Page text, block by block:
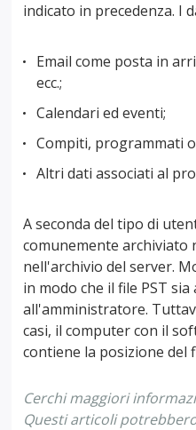
indicato in precedenza. I
Email come posta in
ecc.;
Calendari ed eventi;
Compiti, programmati
Altri dati associati al
A seconda del tipo di
comunemente archiviato
nell'archivio del server.
in modo che il file PST sia
all'amministratore.
casi, il computer con il
contiene la posizione del
Cerchi maggiori
Questi articoli